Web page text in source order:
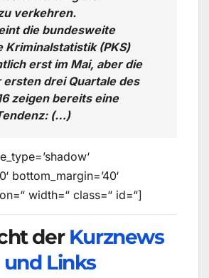
verkehren.
die bundesweite
Kriminalstatistik (PKS)
erst im Mai, aber die
ersten drei Quartale des
zeigen bereits eine
(…)
bottom_margin=’40‘
width=“ class=“ id=“]
der Kurznews
und Links